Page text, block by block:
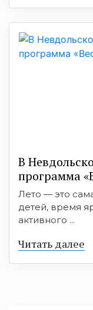
В
программа
Лето — это
детей, время
активного ...
Читать далее